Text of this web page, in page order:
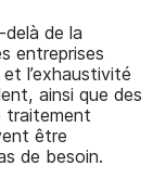
delà de la
entreprises
l’exhaustivité
ainsi que des
traitement
être
de besoin.